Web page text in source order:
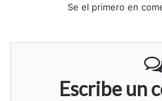
Se el primero en
Escribe un